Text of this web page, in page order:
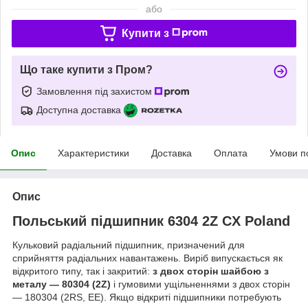
або
Купити з
Що таке купити з Пром?
Замовлення під захистом
Доступна доставка
Опис Характеристики Доставка Оплата Умови
Опис
Польський підшипник 6304 2Z CX Poland
Кульковий радіальний підшипник, призначений для
сприйняття радіальних навантажень. Виріб випускається як
відкритого типу, так і закритий: з двох сторін шайбою з
металу — 80304 (2Z) і гумовими ущільненнями з двох сторін
— 180304 (2RS, EE). Якщо відкриті підшипники потребують